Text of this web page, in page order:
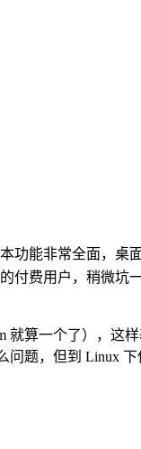
功能非常全面，桌
付费用户，稍微坑
就算一个了），这
题，但到 Linux